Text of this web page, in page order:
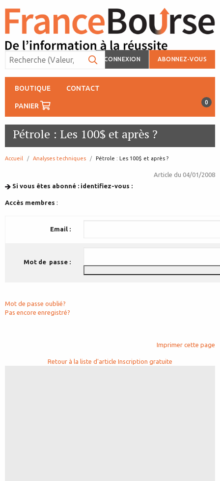
CONNEXION ABONNEZ-VOUS
BOUTIQUE CONTACT
PANIER 0
Pétrole : Les 100$ et après ?
Accueil Analyses techniques page:
Pétrole : Les 100$ et après ?
Article du 04/01/2008
Si vous êtes abonné : identifiez-vous :
Accès membres :
Email :
Mot de passe :
Mot de passe oublié?
Pas encore enregistré?
Imprimer cette page
Retour à la liste d'article Inscription gratuite